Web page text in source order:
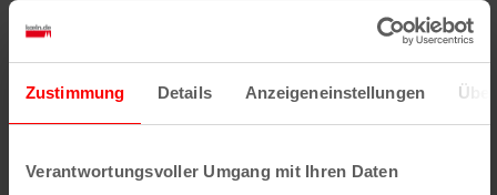
Zustimmung Details Anzeigeneinstellungen
Verantwortungsvoller Umgang mit Ihren Daten
Christianstraße 82, Köln, NRW
5€
MI.
16